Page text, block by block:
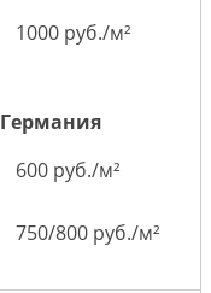
1000 руб./м²
Германия
600 руб./м²
750/800 руб./м²